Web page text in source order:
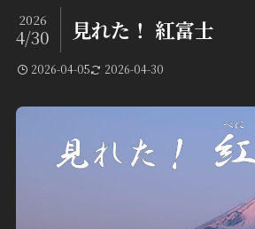
見れた！ 紅富士
2026
4/30
2026-04-05 2026-04-30